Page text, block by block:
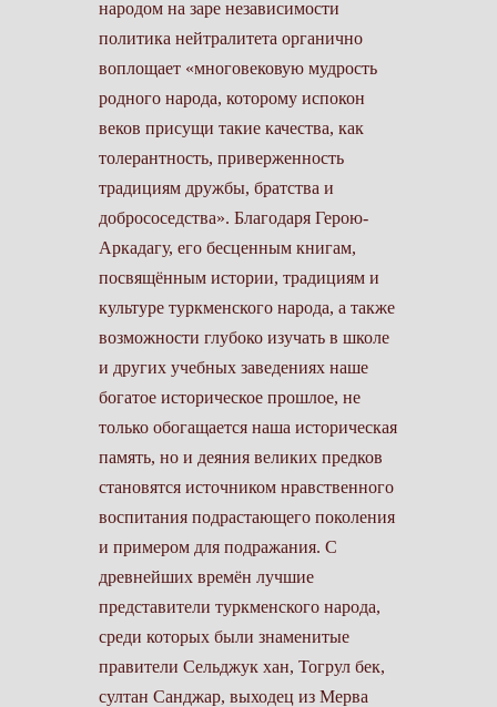
народом на заре независимости
политика нейтралитета органично
воплощает «многовековую мудрость
родного народа, которому испокон
веков присущи такие качества, как
толерантность, приверженность
традициям дружбы, братства и
добрососедства». Благодаря Герою-
Аркадагу,­ его бесценным книгам,
посвящённым истории, традициям и
культуре туркменского народа, а также
возможности глубоко изучать в школе
и других учебных заведениях наше
богатое историческое прош­лое, не
только обогащается наша историческая
память, но и деяния великих предков
становятся источником нравственного
воспитания подрастающего поколения
и примером для подражания. С
древнейших времён лучшие
представители туркменского народа,
среди которых были знаменитые
правители Сельджук хан, Тогрул бек,
султан Санджар, выходец из Мерва